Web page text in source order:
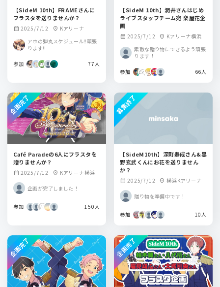
【SideM 10th】FRAMEさんに
フラスタを送りませんか？
calendar_month 2025/7/12 location_on Kアリーナ
アホの弾丸スケジュール‼️頑張
ります‼️
参加 77人
【SideM 10th】潤井さんはじめ
ライブスタッフチーム宛 楽屋花企
画
calendar_month 2025/7/12 location_on Kアリーナ横浜
素敵な贈り物にできるよう頑張
ります！
参加 66人
Café Paradeの6人にフラスタを
贈りませんか？
calendar_month 2025/7/12 location_on Kアリーナ横浜
企画が完了しました！
参加 150人
企画完了
【SideM10th】深町寿成さん&黒
野玄武くんにお花を送りません
か？
calendar_month 2025/7/12 location_on 横浜Kアリーナ
贈り物を準備中です！
参加 10人
募集終了
企画完了 企画完了